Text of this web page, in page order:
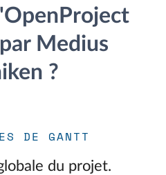
Medius
?
DE GANTT
du projet.